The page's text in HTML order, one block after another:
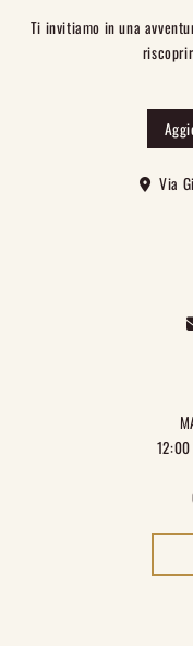
Ti invitiamo in una
Via